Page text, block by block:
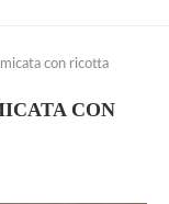
con ricotta
CON